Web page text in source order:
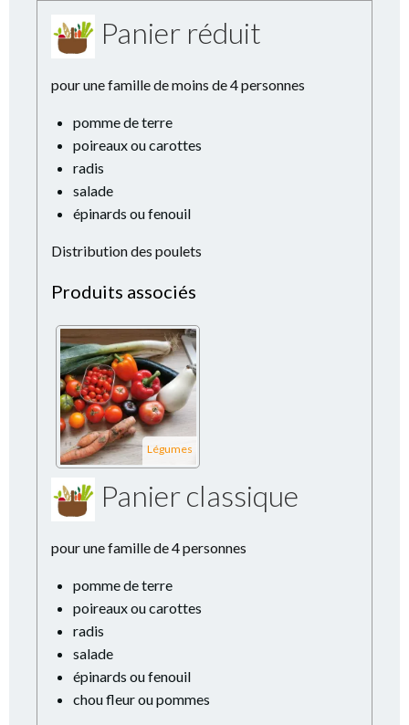
Panier réduit
pour une famille de moins de 4 personnes
pomme de terre
poireaux ou carottes
radis
salade
épinards ou fenouil
Distribution des poulets
Produits associés
Légumes
Panier classique
pour une famille de 4 personnes
pomme de terre
poireaux ou carottes
radis
salade
épinards ou fenouil
chou fleur ou pommes